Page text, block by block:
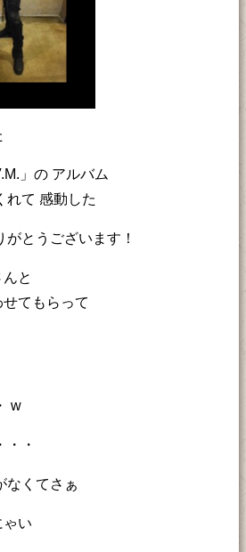
」の アルバム
れて 感動した
とうございます！
と
てもらって
w
・
なくてさぁ
い